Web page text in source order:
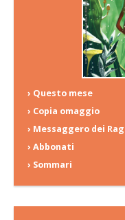
› Questo mese
› Copia omaggio
› Messaggero dei
› Abbonati
› Sommari